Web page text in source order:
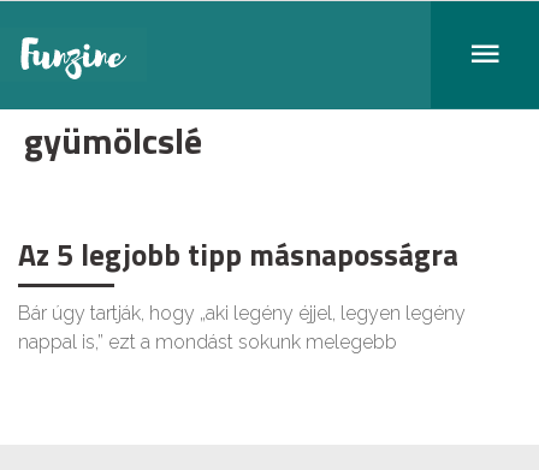
gyümölcslé
Az 5 legjobb tipp másnaposságra
Bár úgy tartják, hogy „aki legény éjjel, legyen legény
nappal is,” ezt a mondást sokunk melegebb